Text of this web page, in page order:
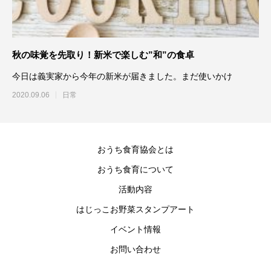
秋の味覚を先取り！新米で楽しむ”和”の食卓
今日は義実家から今年の新米が届きました。まだ使いかけ
2020.09.06 日常
おうち食育協会とは
おうち食育について
活動内容
はじっこお野菜スタンプアート
イベント情報
お問い合わせ